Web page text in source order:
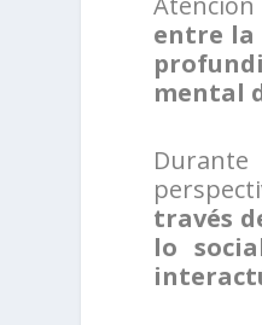
entre la
mental
través
lo